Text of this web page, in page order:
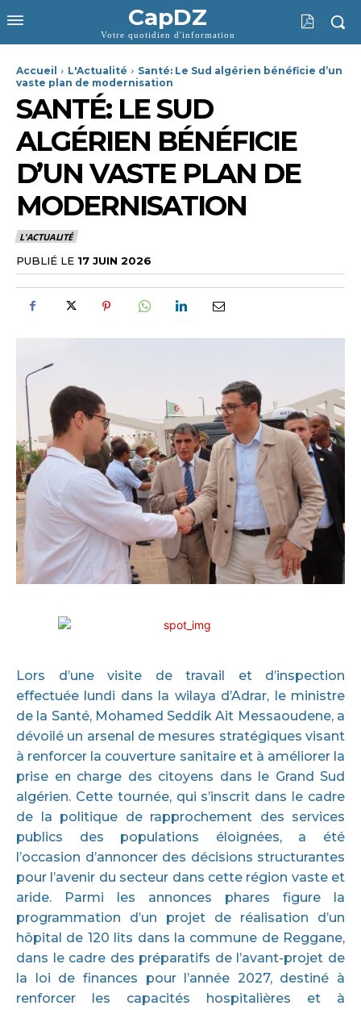
CapDZ
Votre quotidien d'information
Accueil L'Actualité
Santé: Le Sud algérien bénéficie d’un
vaste plan de modernisation
SANTÉ: LE SUD
ALGÉRIEN BÉNÉFICIE
D’UN VASTE PLAN DE
MODERNISATION
L'ACTUALITÉ
PUBLIÉ LE 17 JUIN 2026
Lors d’une visite de travail et d’inspection
effectuée lundi dans la wilaya d’Adrar, le ministre
de la Santé, Mohamed Seddik Ait Messaoudene, a
dévoilé un arsenal de mesures stratégiques visant
à renforcer la couverture sanitaire et à améliorer la
prise en charge des citoyens dans le Grand Sud
algérien. Cette tournée, qui s’inscrit dans le cadre
de la politique de rapprochement des services
publics des populations éloignées, a été
l’occasion d’annoncer des décisions structurantes
pour l’avenir du secteur dans cette région vaste et
aride. Parmi les annonces phares figure la
programmation d’un projet de réalisation d’un
hôpital de 120 lits dans la commune de Reggane,
dans le cadre des préparatifs de l’avant-projet de
la loi de finances pour l’année 2027, destiné à
renforcer les capacités hospitalières et à